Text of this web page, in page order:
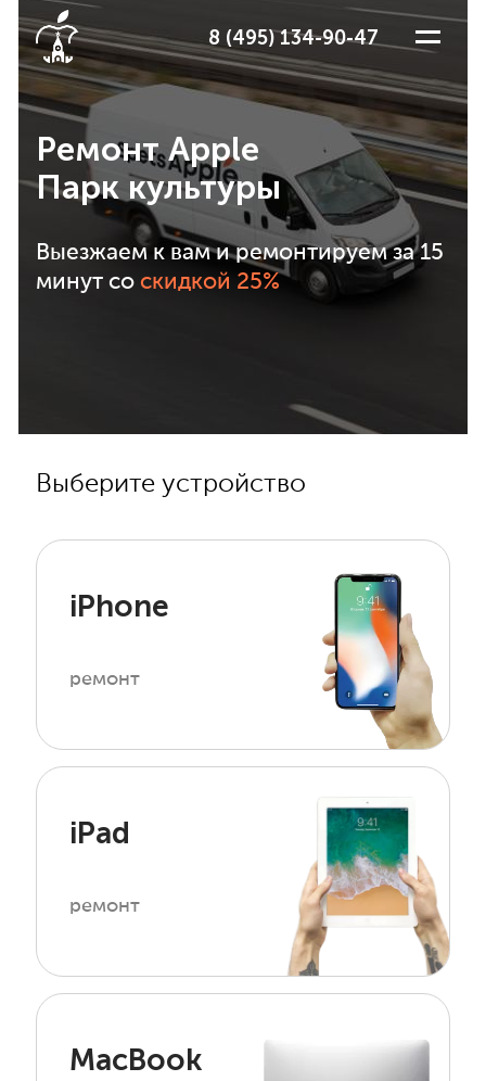
8 (495) 134-90-47
Ремонт Apple
Парк культуры
Выезжаем к вам и ремонтируем за 15
минут со скидкой 25%
Выберите устройство
iPhone
ремонт
iPad
ремонт
MacBook